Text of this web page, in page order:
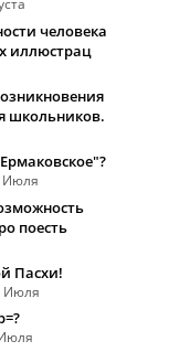
человека
иллюстрац
школьников.
Июля
поесть
Пасхи!
Июля